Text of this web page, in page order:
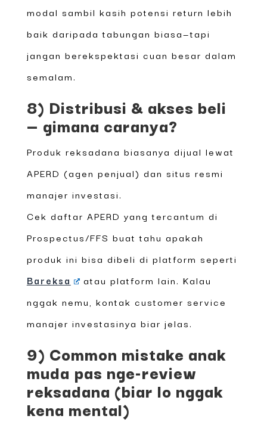
modal sambil kasih potensi return lebih
baik daripada tabungan biasa—tapi
jangan berekspektasi cuan besar dalam
semalam.
8) Distribusi & akses beli
— gimana caranya?
Produk reksadana biasanya dijual lewat
APERD (agen penjual) dan situs resmi
manajer investasi.
Cek daftar APERD yang tercantum di
Prospectus/FFS buat tahu apakah
produk ini bisa dibeli di platform seperti
Bareksa
atau platform lain. Kalau
nggak nemu, kontak customer service
manajer investasinya biar jelas.
9) Common mistake anak
muda pas nge-review
reksadana (biar lo nggak
kena mental)